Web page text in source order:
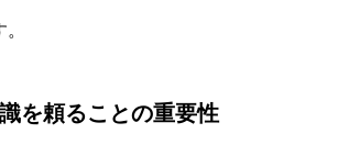
を頼ることの重要性